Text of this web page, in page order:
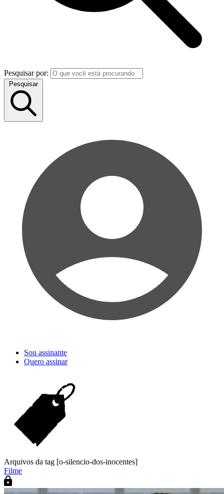
Pesquisar por:
Pesquisar
Sou assinante
Quero assinar
Arquivos da tag [o-silencio-dos-inocentes]
Filme